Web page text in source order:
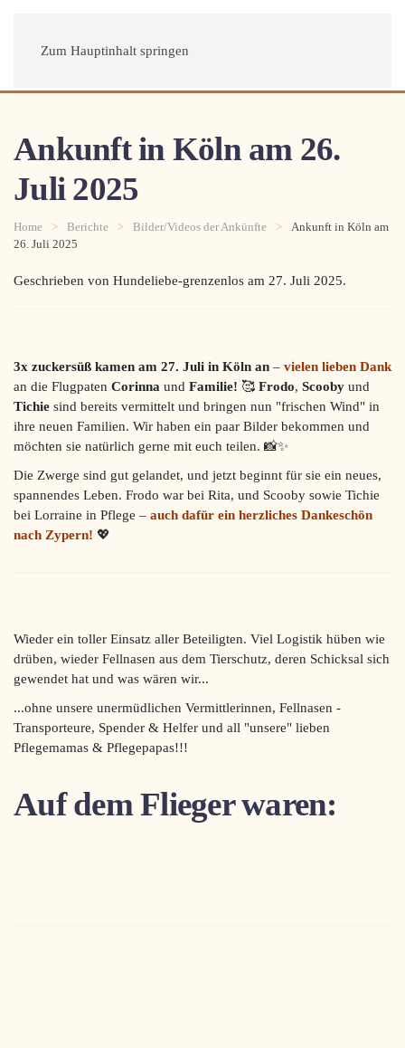
Zum Hauptinhalt springen
Menü
Ankunft in Köln am 26.
Juli 2025
Home Berichte Bilder/Videos der Ankünfte
Ankunft in Köln am
26. Juli 2025
Geschrieben von Hundeliebe-grenzenlos am 27. Juli 2025.
3x zuckersüß kamen am 27. Juli in Köln an – vielen lieben Dank
an die Flugpaten Corinna und Familie! 🥰 Frodo, Scooby und
Tichie sind bereits vermittelt und bringen nun "frischen Wind" in
ihre neuen Familien. Wir haben ein paar Bilder bekommen und
möchten sie natürlich gerne mit euch teilen. 📸✨
Die Zwerge sind gut gelandet, und jetzt beginnt für sie ein neues,
spannendes Leben. Frodo war bei Rita, und Scooby sowie Tichie
bei Lorraine in Pflege – auch dafür ein herzliches Dankeschön
nach Zypern! 💖
Wieder ein toller Einsatz aller Beteiligten. Viel Logistik hüben wie
drüben, wieder Fellnasen aus dem Tierschutz, deren Schicksal sich
gewendet hat und was wären wir...
...ohne unsere unermüdlichen Vermittlerinnen, Fellnasen -
Transporteure, Spender & Helfer und all "unsere" lieben
Pflegemamas & Pflegepapas!!!
Auf dem Flieger waren: